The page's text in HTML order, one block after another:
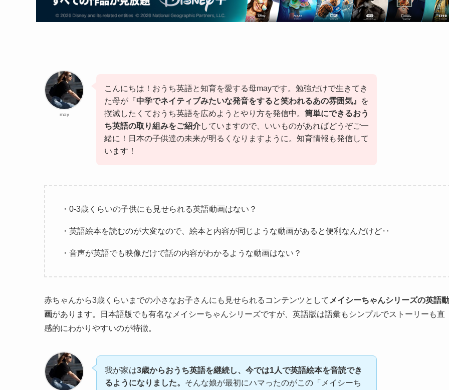
may
こんにちは！おうち英語と知育を愛する母mayです。勉強だけで生きてき
た母が『中学でネイティブみたいな発音をすると笑われるあの雰囲気』
を
撲滅したくておうち英語を広めようとやり方を発信中。 簡単にできるおう
ち英語の取り組みをご紹介していますので、いいものがあればどうぞご一
緒に！日本の子供達の未来が明るくなりますように。知育情報も発信して
います！
・0-3歳くらいの子供にも見せられる英語動画はない？
・英語絵本を読むのが大変なので、絵本と内容が同じような動画があると便利なんだけど‥
・音声が英語でも映像だけで話の内容がわかるような動画はない？
赤ちゃんから3歳くらいまでの小さなお子さんにも見せられるコンテンツとして メイシーちゃんシリーズの英語動
画があります。日本語版でも有名なメイシーちゃんシリーズですが、英語版は語彙もシンプルでストーリーも直
感的にわかりやすいのが特徴。
我が家は3歳からおうち英語を継続し、今では1人で英語絵本を音読でき
るようになりました。 そんな娘が最初にハマったのがこの「メイシーち